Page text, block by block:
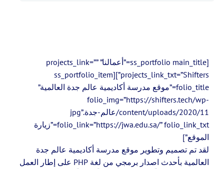
[ss_portfolio main_title=”أعمالنا” projects_link=””
projects_link_txt=”Shifters”][ss_portfolio_item
folio_title=”موقع مدرسة أكاديمية عالم جدة العالمية”
folio_img=”https://shifters.tech/wp-
content/uploads/2020/11/عالم-جدة.jpg”
folio_link=”https://jwa.edu.sa/” folio_link_txt=”زيارة
الموقع”]
لقد تم تصميم وتطوير موقع مدرسة أكاديمية عالم جدة
العالمية بأحدث اصدار برمجي من لغة PHP على إطار العمل